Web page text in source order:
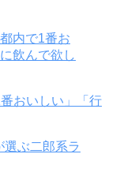
おいしい」「行